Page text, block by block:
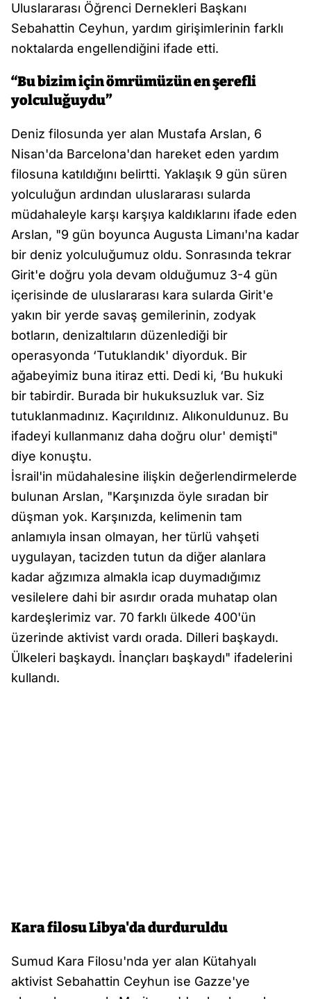
Uluslararası Öğrenci Dernekleri Başkanı
Sebahattin Ceyhun, yardım girişimlerinin farklı
noktalarda engellendiğini ifade etti.
“Bu bizim için ömrümüzün en şerefli
yolculuğuydu”
Deniz filosunda yer alan Mustafa Arslan, 6
Nisan'da Barcelona'dan hareket eden yardım
filosuna katıldığını belirtti. Yaklaşık 9 gün süren
yolculuğun ardından uluslararası sularda
müdahaleyle karşı karşıya kaldıklarını ifade eden
Arslan, "9 gün boyunca Augusta Limanı'na kadar
bir deniz yolculuğumuz oldu. Sonrasında tekrar
Girit'e doğru yola devam olduğumuz 3-4 gün
içerisinde de uluslararası kara sularda Girit'e
yakın bir yerde savaş gemilerinin, zodyak
botların, denizaltıların düzenlediği bir
operasyonda ‘Tutuklandık' diyorduk. Bir
ağabeyimiz buna itiraz etti. Dedi ki, ‘Bu hukuki
bir tabirdir. Burada bir hukuksuzluk var. Siz
tutuklanmadınız. Kaçırıldınız. Alıkonuldunuz. Bu
ifadeyi kullanmanız daha doğru olur' demişti"
diye konuştu.
İsrail'in müdahalesine ilişkin değerlendirmelerde
bulunan Arslan, "Karşınızda öyle sıradan bir
düşman yok. Karşınızda, kelimenin tam
anlamıyla insan olmayan, her türlü vahşeti
uygulayan, tacizden tutun da diğer alanlara
kadar ağzımıza almakla icap duymadığımız
vesilelere dahi bir asırdır orada muhatap olan
kardeşlerimiz var. 70 farklı ülkede 400'ün
üzerinde aktivist vardı orada. Dilleri başkaydı.
Ülkeleri başkaydı. İnançları başkaydı" ifadelerini
kullandı.
Kara filosu Libya'da durduruldu
Sumud Kara Filosu'nda yer alan Kütahyalı
aktivist Sebahattin Ceyhun ise Gazze'ye